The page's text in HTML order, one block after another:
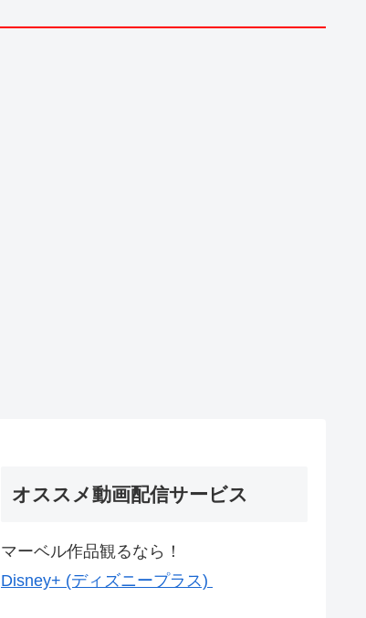
オススメ動画配信サービス
マーベル作品観るなら！
Disney+ (ディズニープラス)